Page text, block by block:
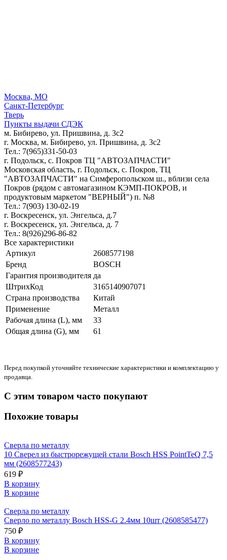
Москва, МО
Санкт-Петербург
Тверь
Пункты выдачи СДЭК
м. Бибирево, ул. Пришвина, д. 3с2
г. Москва, м. Бибирево, ул. Пришвина, д. 3с2
Тел.: 7(965)331-50-03
г. Подольск, c. Покров ТЦ "АВТОЗАПЧАСТИ"
Московская область, г. Подольск, c. Покров, ТЦ
"АВТОЗАПЧАСТИ" на Симферопольском ш., вблизи села
Покров (рядом с автомагазином КЭМП-ПОКРОВ, и
продуктовым маркетом "ВЕРНЫЙ") п. №8
Тел.: 7(903) 130-02-19
г. Воскресенск, ул. Энгельса, д.7
г. Воскресенск, ул. Энгельса, д. 7
Тел.: 8(926)296-86-82
Все характеристики
Артикул
2608577198
Бренд
BOSCH
Гарантия производителя да
ШтрихКод
3165140907071
Страна производства
Китай
Применение
Металл
Рабочая длина (L), мм
33
Общая длина (G), мм
61
Перед покупкой уточняйте технические характеристики и комплектацию у
продавца.
С этим товаром часто покупают
Похожие товары
Сверла по металлу
10 Сверел из быстрорежущей стали Bosch HSS PointTeQ 7,5
мм (2608577243)
619 ₽
В корзину
В корзине
Сверла по металлу
Сверло по металлу Bosch HSS-G 2.4мм 10шт (2608585477)
750 ₽
В корзину
В корзине